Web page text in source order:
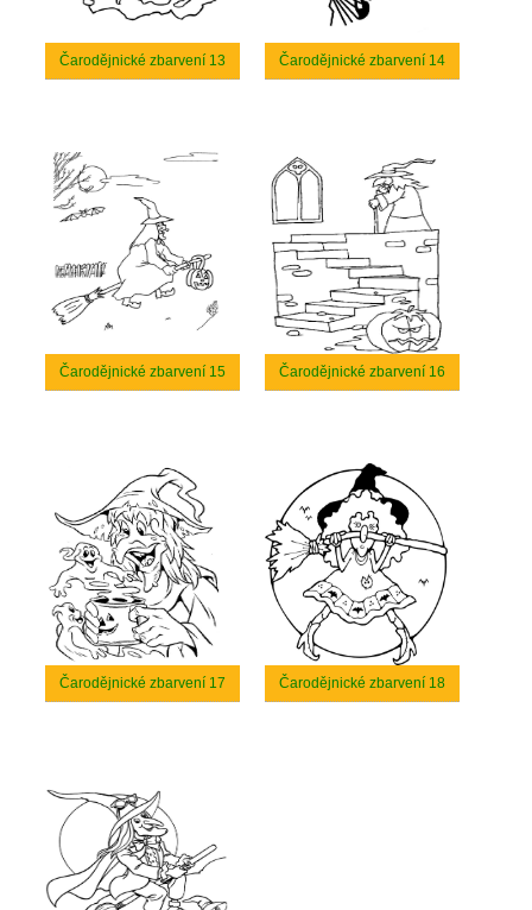
Čarodějnické zbarvení 13 Čarodějnické zbarvení 14
Čarodějnické zbarvení 15 Čarodějnické zbarvení 16
Čarodějnické zbarvení 17 Čarodějnické zbarvení 18